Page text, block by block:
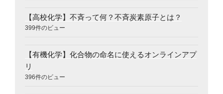
【高校化学】不斉って何？不斉炭素原子とは？
399件のビュー
【有機化学】化合物の命名に使えるオンラインアプ
リ
396件のビュー